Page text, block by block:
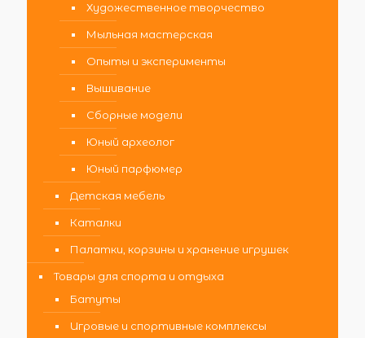
Художественное творчество
Мыльная мастерская
Опыты и эксперименты
Вышивание
Сборные модели
Юный археолог
Юный парфюмер
Детская мебель
Каталки
Палатки, корзины и хранение игрушек
Товары для спорта и отдыха
Батуты
Игровые и спортивные комплексы